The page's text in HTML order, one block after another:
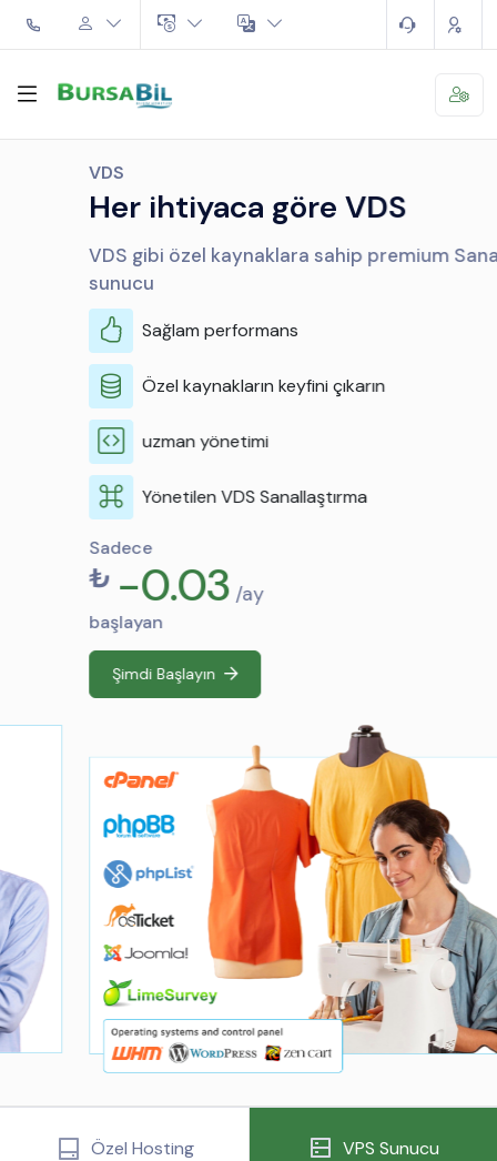
Her ihtiyaca göre VDS
VDS gibi özel kaynaklara sahip premium Sanal
Sağlam performans
Özel kaynakların keyfini çıkarın
uzman yönetimi
Yönetilen VDS Sanallaştırma
-0.03 /ay
Şimdi Başlayın
Özel Hosting VPS Sunucu